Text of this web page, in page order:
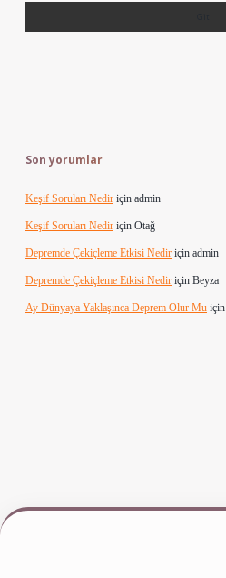
Son yorumlar
Keşif Soruları Nedir için admin
Keşif Soruları Nedir için Otağ
Depremde Çekiçleme Etkisi Nedir için admin
Depremde Çekiçleme Etkisi Nedir için Beyza
Ay Dünyaya Yaklaşınca Deprem Olur Mu için
girişwww.betexper.xyz/